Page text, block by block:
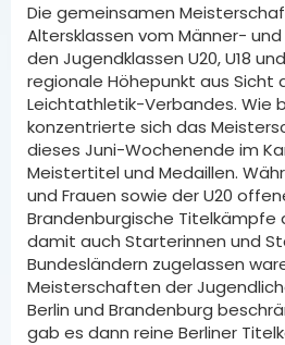
Die gemeinsamen
Altersklassen vom Männer-
den Jugendklassen U20, U18
regionale Höhepunkt aus Sicht
Leichtathletik-Verbandes. Wie
konzentrierte sich das
dieses Juni-Wochenende im
Meistertitel und Medaillen.
und Frauen sowie der U20
Brandenburgische Titelkämpfe
damit auch Starterinnen und
Bundesländern zugelassen
Meisterschaften der
Berlin und Brandenburg
gab es dann reine Berliner